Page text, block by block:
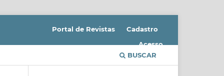
BUSCAR
Portal de Revistas
Cadastro
Acesso